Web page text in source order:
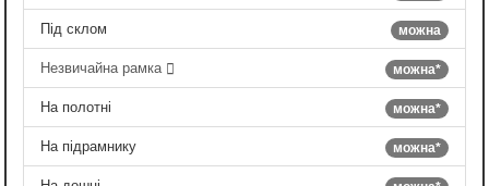
можна
Під склом
можна*
Незвичайна рамка
можна*
На полотні
можна*
На підрамнику